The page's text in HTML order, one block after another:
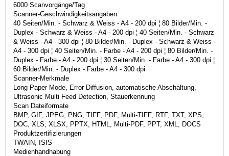
6000 Scanvorgänge/Tag
Scanner-Geschwindigkeitsangaben
40 Seiten/Min. - Schwarz & Weiss - A4 - 200 dpi ¦ 80 Bilder/Min. -
Duplex - Schwarz & Weiss - A4 - 200 dpi ¦ 40 Seiten/Min. - Schwarz
& Weiss - A4 - 300 dpi ¦ 80 Bilder/Min. - Duplex - Schwarz & Weiss -
A4 - 300 dpi ¦ 40 Seiten/Min. - Farbe - A4 - 200 dpi ¦ 80 Bilder/Min. -
Duplex - Farbe - A4 - 200 dpi ¦ 30 Seiten/Min. - Farbe - A4 - 300 dpi ¦
60 Bilder/Min. - Duplex - Farbe - A4 - 300 dpi
Scanner-Merkmale
Long Paper Mode, Error Diffusion, automatische Abschaltung,
Ultrasonic Multi Feed Detection, Stauerkennung
Scan Dateiformate
BMP, GIF, JPEG, PNG, TIFF, PDF, Multi-TIFF, RTF, TXT, XPS,
DOC, XLS, XLSX, PPTX, HTML, Multi-PDF, PPT, XML, DOCS
Produktzertifizierungen
TWAIN, ISIS
Medienhandhabung